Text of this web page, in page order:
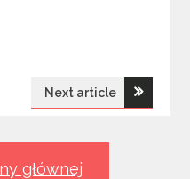
Next article
głównej